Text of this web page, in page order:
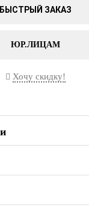
БЫСТРЫЙ ЗАКАЗ
ЮР.ЛИЦАМ
Хочу скидку!